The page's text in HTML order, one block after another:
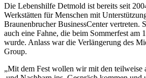
Die Lebenshilfe Detmold ist bereits seit
Werkstätten für Menschen mit
Braunenbrucher BusinessCenter vertreten.
auch eine Fahne, die beim Sommerfest am
wurde. Anlass war die Verlängerung des
Group.
„Mit dem Fest wollen wir mit den teilweise